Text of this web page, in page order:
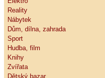
Reality
Nábytek
Dům, dílna, zahrada
Sport
Hudba, film
Knihy
Zvířata
Dětský bazar